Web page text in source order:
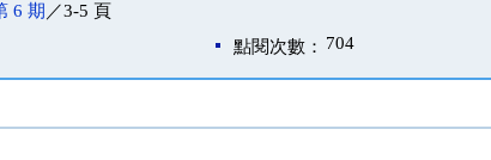
6 期 ／3-5 頁
點閱次數： 704